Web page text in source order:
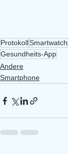
ProtokollSmartwatch
Gesundheits-App
Andere
Smartphone